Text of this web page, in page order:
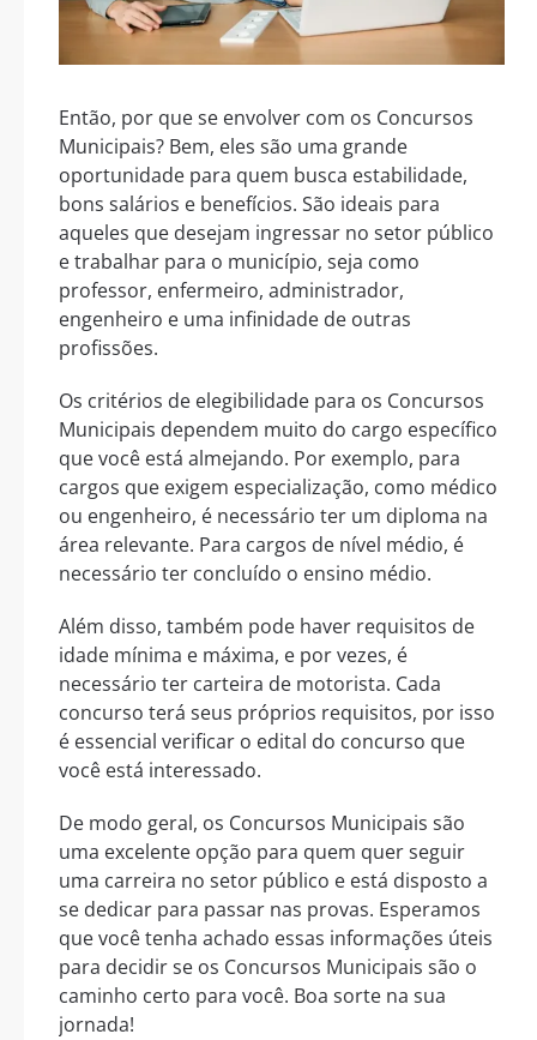
Então, por que se envolver com os Concursos
Municipais? Bem, eles são uma grande
oportunidade para quem busca estabilidade,
bons salários e benefícios. São ideais para
aqueles que desejam ingressar no setor público
e trabalhar para o município, seja como
professor, enfermeiro, administrador,
engenheiro e uma infinidade de outras
profissões.
Os critérios de elegibilidade para os Concursos
Municipais dependem muito do cargo específico
que você está almejando. Por exemplo, para
cargos que exigem especialização, como médico
ou engenheiro, é necessário ter um diploma na
área relevante. Para cargos de nível médio, é
necessário ter concluído o ensino médio.
Além disso, também pode haver requisitos de
idade mínima e máxima, e por vezes, é
necessário ter carteira de motorista. Cada
concurso terá seus próprios requisitos, por isso
é essencial verificar o edital do concurso que
você está interessado.
De modo geral, os Concursos Municipais são
uma excelente opção para quem quer seguir
uma carreira no setor público e está disposto a
se dedicar para passar nas provas. Esperamos
que você tenha achado essas informações úteis
para decidir se os Concursos Municipais são o
caminho certo para você. Boa sorte na sua
jornada!